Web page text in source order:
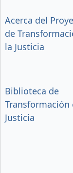
Acerca del
de
la Justicia
Biblioteca de
Transformación
Justicia